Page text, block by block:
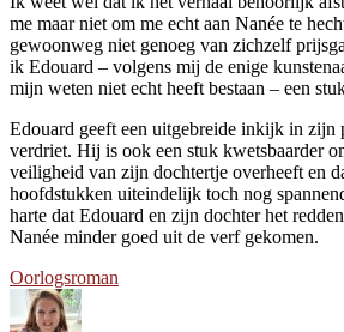
me maar niet om me echt aan Nanée te
gewoonweg niet genoeg van zichzelf
ik Edouard – volgens mij de enige
mijn weten niet echt heeft bestaan – een
Edouard geeft een uitgebreide inkijk in
verdriet. Hij is ook een stuk kwetsbaarder
veiligheid van zijn dochtertje overheeft en
hoofdstukken uiteindelijk toch nog
harte dat Edouard en zijn dochter het
Nanée minder goed uit de verf gekomen.
Oorlogsroman